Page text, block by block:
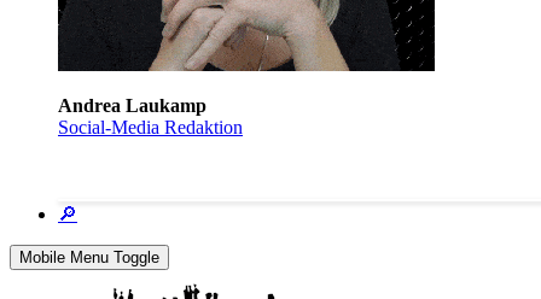
Andrea Laukamp
Social-Media Redaktion
🔎
Mobile Menu Toggle